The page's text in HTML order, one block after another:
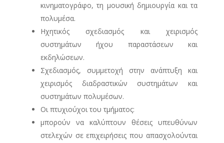
κινηματογράφο, τη μουσική δημιουργία και τα
πολυμέσα.
Ηχητικός σχεδιασμός και χειρισμός
συστημάτων ήχου παραστάσεων και
εκδηλώσεων.
Σχεδιασμός, συμμετοχή στην ανάπτυξη και
χειρισμός διαδραστικών συστημάτων και
συστημάτων πολυμέσων.
Οι πτυχιούχοι του τμήματος:
μπορούν να καλύπτουν θέσεις υπευθύνων
στελεχών σε επιχειρήσεις που απασχολούνται